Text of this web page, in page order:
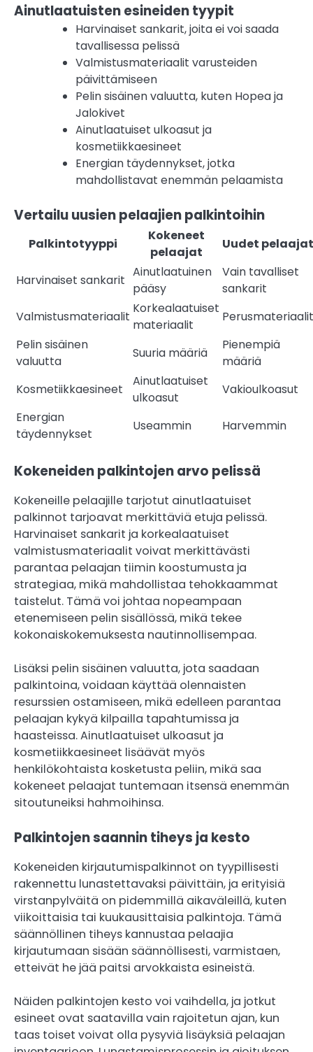
Ainutlaatuisten esineiden tyypit
Harvinaiset sankarit, joita ei voi saada
tavallisessa pelissä
Valmistusmateriaalit varusteiden
päivittämiseen
Pelin sisäinen valuutta, kuten Hopea ja
Jalokivet
Ainutlaatuiset ulkoasut ja
kosmetiikkaesineet
Energian täydennykset, jotka
mahdollistavat enemmän pelaamista
Vertailu uusien pelaajien palkintoihin
Palkintotyyppi
Kokeneet
pelaajat
Uudet pelaajat
Harvinaiset sankarit
Ainutlaatuinen
pääsy
Vain tavalliset
sankarit
Valmistusmateriaalit
Korkealaatuiset
materiaalit
Perusmateriaalit
Pelin sisäinen
valuutta
Suuria määriä
Pienempiä
määriä
Kosmetiikkaesineet
Ainutlaatuiset
ulkoasut
Vakioulkoasut
Energian
täydennykset
Useammin Harvemmin
Kokeneiden palkintojen arvo pelissä
Kokeneille pelaajille tarjotut ainutlaatuiset
palkinnot tarjoavat merkittäviä etuja pelissä.
Harvinaiset sankarit ja korkealaatuiset
valmistusmateriaalit voivat merkittävästi
parantaa pelaajan tiimin koostumusta ja
strategiaa, mikä mahdollistaa tehokkaammat
taistelut. Tämä voi johtaa nopeampaan
etenemiseen pelin sisällössä, mikä tekee
kokonaiskokemuksesta nautinnollisempaa.
Lisäksi pelin sisäinen valuutta, jota saadaan
palkintoina, voidaan käyttää olennaisten
resurssien ostamiseen, mikä edelleen parantaa
pelaajan kykyä kilpailla tapahtumissa ja
haasteissa. Ainutlaatuiset ulkoasut ja
kosmetiikkaesineet lisäävät myös
henkilökohtaista kosketusta peliin, mikä saa
kokeneet pelaajat tuntemaan itsensä enemmän
sitoutuneiksi hahmoihinsa.
Palkintojen saannin tiheys ja kesto
Kokeneiden kirjautumispalkinnot on tyypillisesti
rakennettu lunastettavaksi päivittäin, ja erityisiä
virstanpylväitä on pidemmillä aikaväleillä, kuten
viikoittaisia tai kuukausittaisia palkintoja. Tämä
säännöllinen tiheys kannustaa pelaajia
kirjautumaan sisään säännöllisesti, varmistaen,
etteivät he jää paitsi arvokkaista esineistä.
Näiden palkintojen kesto voi vaihdella, ja jotkut
esineet ovat saatavilla vain rajoitetun ajan, kun
taas toiset voivat olla pysyviä lisäyksiä pelaajan